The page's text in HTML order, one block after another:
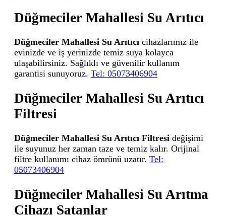
Düğmeciler Mahallesi Su Arıtıcı
Düğmeciler Mahallesi Su Arıtıcı cihazlarımız ile
evinizde ve iş yerinizde temiz suya kolayca
ulaşabilirsiniz. Sağlıklı ve güvenilir kullanım
garantisi sunuyoruz. Tel: 05073406904
Düğmeciler Mahallesi Su Arıtıcı
Filtresi
Düğmeciler Mahallesi Su Arıtıcı Filtresi değişimi
ile suyunuz her zaman taze ve temiz kalır. Orijinal
filtre kullanımı cihaz ömrünü uzatır. Tel:
05073406904
Düğmeciler Mahallesi Su Arıtma
Cihazı Satanlar